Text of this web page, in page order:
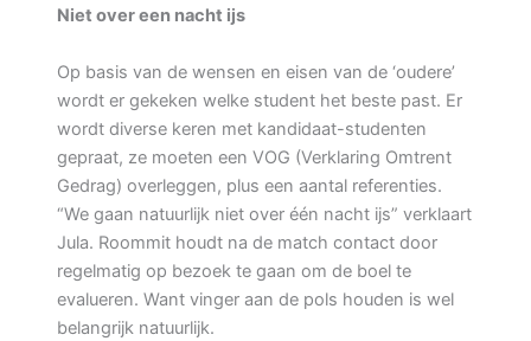
Niet over een nacht ijs
Op basis van de wensen en eisen van de ‘oudere’
wordt er gekeken welke student het beste past. Er
wordt diverse keren met kandidaat-studenten
gepraat, ze moeten een VOG (Verklaring Omtrent
Gedrag) overleggen, plus een aantal referenties.
“We gaan natuurlijk niet over één nacht ijs” verklaart
Jula. Roommit houdt na de match contact door
regelmatig op bezoek te gaan om de boel te
evalueren. Want vinger aan de pols houden is wel
belangrijk natuurlijk.